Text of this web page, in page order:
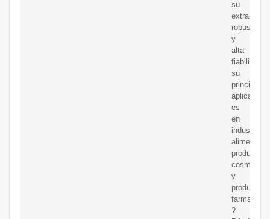
su
robustez
y
alta
fiabilidad
su
principal
aplicación
es
en
industrias
productos
y
producción
?